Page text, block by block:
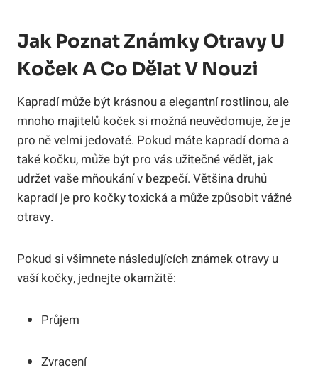
Jak Poznat Známky Otravy U
Koček A Co Dělat V Nouzi
Kapradí může být krásnou a elegantní rostlinou, ale
mnoho majitelů koček si možná neuvědomuje, že je
pro ně velmi jedovaté. Pokud máte kapradí doma a
také kočku, může být pro vás užitečné vědět, jak
udržet vaše mňoukání v bezpečí. Většina druhů
kapradí je pro kočky toxická a může způsobit vážné
otravy.
Pokud si všimnete následujících známek otravy u
vaší kočky, jednejte okamžitě:
Průjem
Zvracení